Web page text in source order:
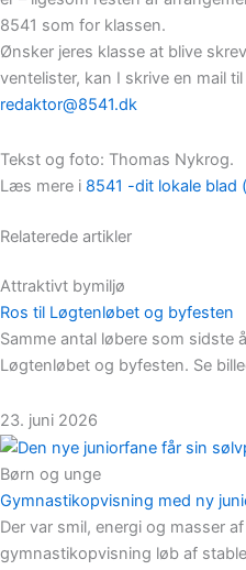
8541 som for klassen.
Ønsker jeres klasse at blive
ventelister, kan I skrive en mail
redaktor@8541.dk
Tekst og foto: Thomas Nykrog.
Læs mere i 8541 -dit lokale blad
Relaterede artikler
Attraktivt bymiljø
Ros til Løgtenløbet og byfesten
Samme antal løbere som sidste
Løgtenløbet og byfesten. Se
23. juni 2026
Børn og unge
Gymnastikopvisning med ny
Der var smil, energi og masser
gymnastikopvisning løb af